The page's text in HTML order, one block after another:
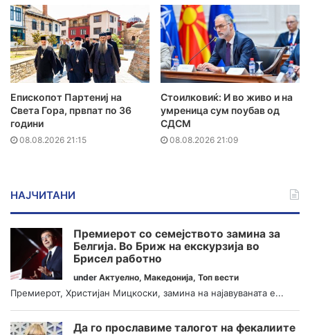
Епископот Партениј на
Света Гора, првпат по 36
години
08.08.2026 21:15
Стоилковиќ: И во живо и на
умреница сум поубав од
СДСМ
08.08.2026 21:09
НАЈЧИТАНИ
Премиерот со семејството замина за
Белгија. Во Бриж на екскурзија во
Брисел работно
under Актуелно, Македонија, Топ вести
Премиерот, Христијан Мицкоски, замина на најавуваната е...
Да го прославиме талогот на фекалиите